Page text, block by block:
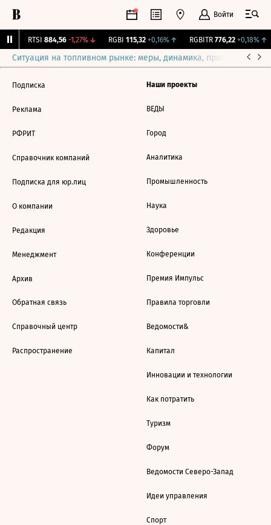
Войти
RTSI 884,56 -1,27%↓ RGBI 115,32 +0,16%↑ RGBITR 776,22 +0,18%↑
Ситуация на топливном рынке: меры, динамика, прогнозы
Подписка
Реклама
РФРИТ
Справочник компаний
Подписка для юр.лиц
О компании
Редакция
Менеджмент
Архив
Обратная связь
Справочный центр
Распространение
Наши проекты
ВЕДЫ
Город
Аналитика
Промышленность
Наука
Здоровье
Конференции
Премия Импульс
Правила торговли
Ведомости&
Капитал
Инновации и технологии
Как потратить
Туризм
Форум
Ведомости Северо-Запад
Идеи управления
Спорт